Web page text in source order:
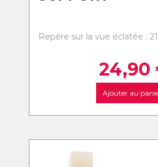
Repère sur la vue éclatée : 21
24,90
Ajouter au